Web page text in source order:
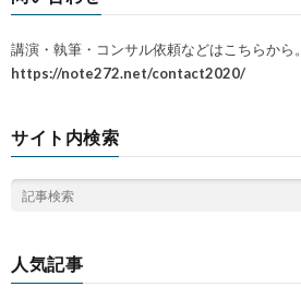
講演・執筆・コンサル依頼などはこちらから。
https://note272.net/contact2020/
サイト内検索
人気記事